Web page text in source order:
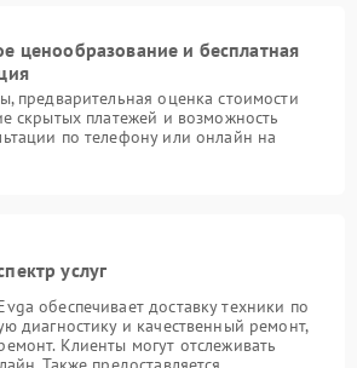
ценообразование и бесплатная
предварительная оценка стоимости
скрытых платежей и возможность
по телефону или онлайн на
услуг
обеспечивает доставку техники по
диагностику и качественный ремонт,
Клиенты могут отслеживать